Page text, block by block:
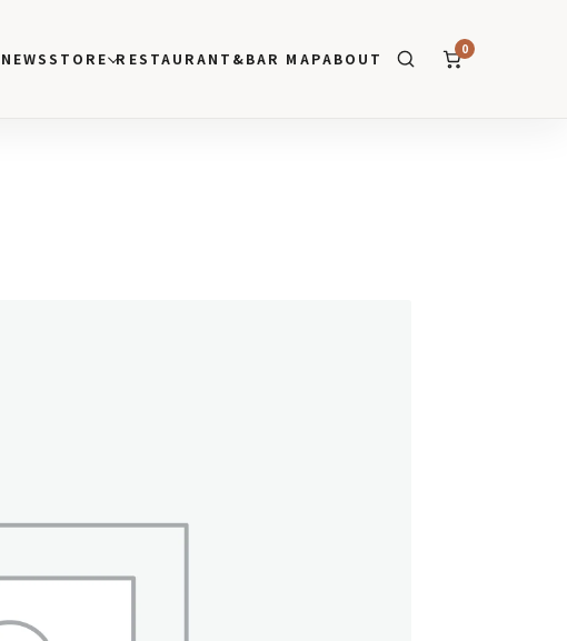
NEWSSTORE RESTAURANT&BAR MAPABOUT
0